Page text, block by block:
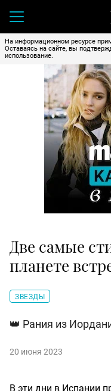
На информационном ресурсе
Оставаясь на сайте, вы
использование.
Две самые
планете
ЗВЕЗДЫ
👑 Рания из
20 июня 2023
В эти дни в Испании